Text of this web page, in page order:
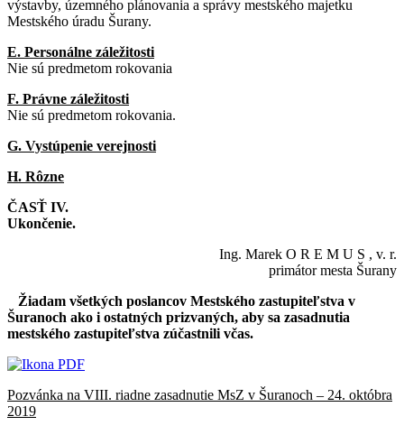
výstavby, územného plánovania a správy mestského majetku
Mestského úradu Šurany.
E. Personálne záležitosti
Nie sú predmetom rokovania
F. Právne záležitosti
Nie sú predmetom rokovania.
G. Vystúpenie verejnosti
H. Rôzne
ČASŤ IV.
Ukončenie.
Ing. Marek O R E M U S , v. r.
primátor mesta Šurany
Žiadam všetkých poslancov Mestského zastupiteľstva v
Šuranoch ako i ostatných prizvaných, aby sa zasadnutia
mestského zastupiteľstva zúčastnili včas.
Pozvánka na VIII. riadne zasadnutie MsZ v Šuranoch – 24. októbra
2019